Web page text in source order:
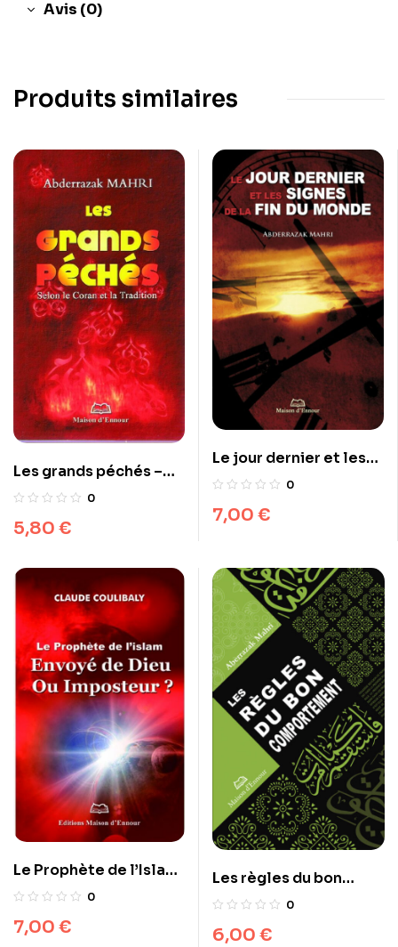
Avis (0)
Produits similaires
Les grands péchés –
Selon le Coran et la
0
5,80 €
Le jour dernier et les
signes de la fin du
0
7,00 €
Le Prophète de l’Islam :
Envoyé de Dieu ou
0
7,00 €
Les règles du bon
comportement
0
6,00 €